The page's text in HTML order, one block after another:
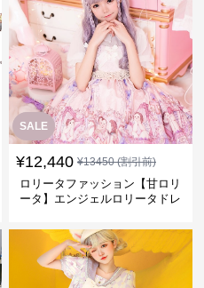
SALE
¥12,440 ¥13450(割引前)
ロリータファッション【甘ロリ
ータ】エンジェルロリータドレ